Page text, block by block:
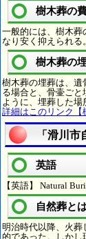
樹木葬の
一般的には、樹木葬
なり安く抑えられる
樹木葬の
樹木葬の埋葬は、遺
る場合と、骨壷ご
ように、埋葬した場
詳細はこのリンク【
「滑川
英語
【英語】 Natural
自然葬と
明治時代以降、火葬
的であった。しかし